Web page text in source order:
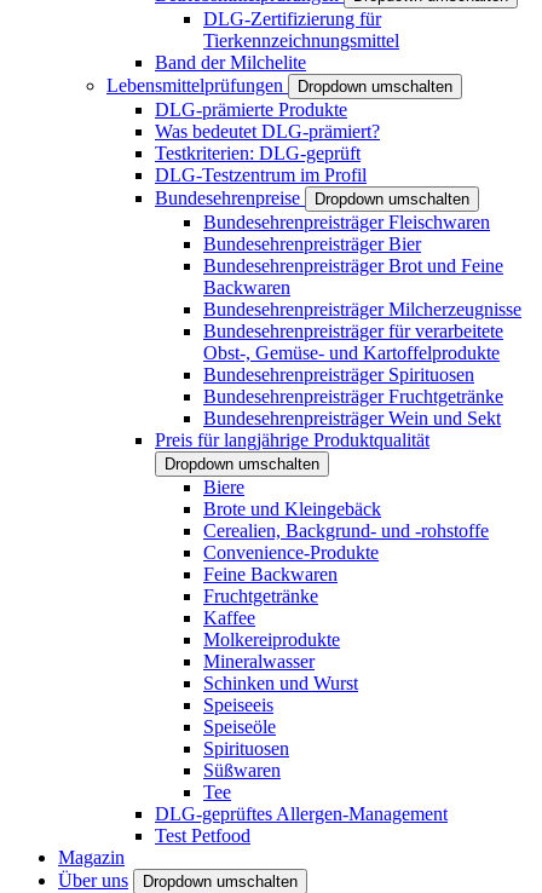
DLG-Zertifizierung für
Tierkennzeichnungsmittel
Band der Milchelite
Lebensmittelprüfungen
Dropdown umschalten
DLG-prämierte Produkte
Was bedeutet DLG-prämiert?
Testkriterien: DLG-geprüft
DLG-Testzentrum im Profil
Bundesehrenpreise
Dropdown umschalten
Bundesehrenpreisträger Fleischwaren
Bundesehrenpreisträger Bier
Bundesehrenpreisträger Brot und Feine
Backwaren
Bundesehrenpreisträger Milcherzeugnisse
Bundesehrenpreisträger für verarbeitete
Obst-, Gemüse- und Kartoffelprodukte
Bundesehrenpreisträger Spirituosen
Bundesehrenpreisträger Fruchtgetränke
Bundesehrenpreisträger Wein und Sekt
Preis für langjährige Produktqualität
Dropdown umschalten
Biere
Brote und Kleingebäck
Cerealien, Backgrund- und -rohstoffe
Convenience-Produkte
Feine Backwaren
Fruchtgetränke
Kaffee
Molkereiprodukte
Mineralwasser
Schinken und Wurst
Speiseeis
Speiseöle
Spirituosen
Süßwaren
Tee
DLG-geprüftes Allergen-Management
Test Petfood
Magazin
Über uns
Dropdown umschalten